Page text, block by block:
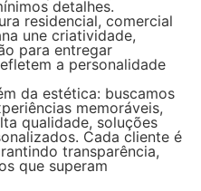
detalhes.
residencial, comercial
une criatividade,
para entregar
a personalidade
da estética: buscamos
memoráveis,
qualidade, soluções
Cada cliente é
transparência,
que superam